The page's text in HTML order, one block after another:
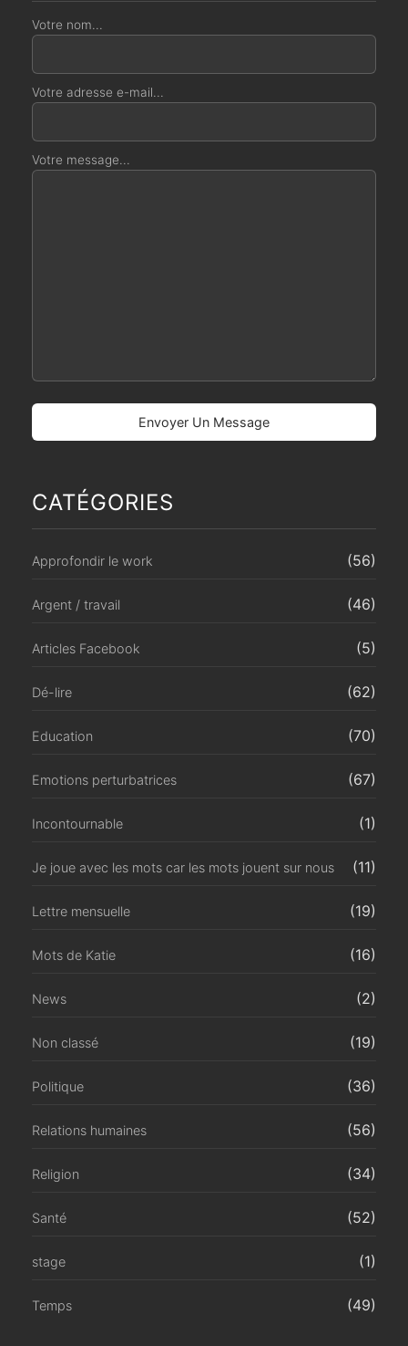
Votre nom...
Votre adresse e-mail...
Votre message...
CATÉGORIES
Approfondir le work (56)
Argent / travail (46)
Articles Facebook (5)
Dé-lire (62)
Education (70)
Emotions perturbatrices (67)
Incontournable (1)
Je joue avec les mots car les mots jouent sur nous (11)
Lettre mensuelle (19)
Mots de Katie (16)
News (2)
Non classé (19)
Politique (36)
Relations humaines (56)
Religion (34)
Santé (52)
stage (1)
Temps (49)